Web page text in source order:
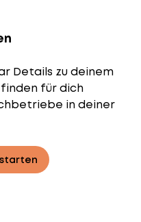
Details zu deinem
für dich
in deiner